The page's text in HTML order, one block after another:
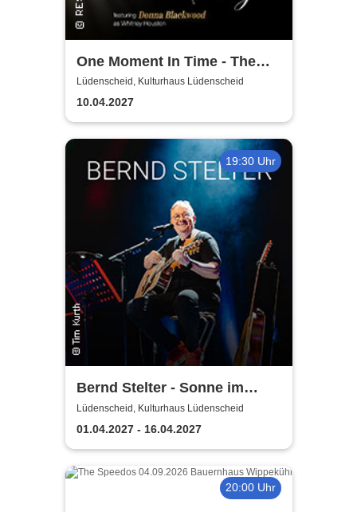
One Moment In Time - The
Whitney Houston Story
Lüdenscheid, Kulturhaus Lüdenscheid
10.04.2027
19:30 Uhr
Bernd Stelter - Sonne im
Herzen, Blödsinn im Kopp!
Lüdenscheid, Kulturhaus Lüdenscheid
01.04.2027 - 16.04.2027
20:00 Uhr